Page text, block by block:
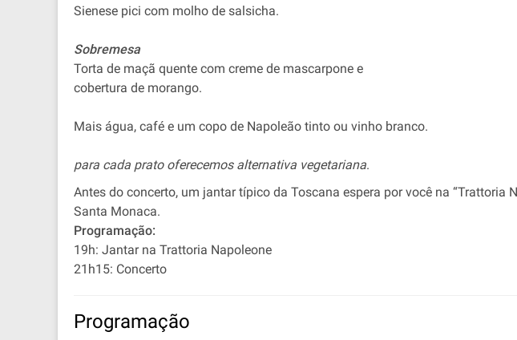
Sienese pici com molho de salsicha.
Sobremesa
Torta de maçã quente com creme de mascarpone e
cobertura de morango.
Mais água, café e um copo de Napoleão tinto ou vinho branco.
para cada prato oferecemos alternativa vegetariana.
Antes do concerto, um jantar típico da Toscana espera por você na
Santa Monaca.
Programação:
19h: Jantar na Trattoria Napoleone
21h15: Concerto
Programação